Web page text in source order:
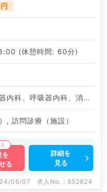
(休憩時間: 60分)
一般内科、循環器内科、呼吸器内科、消化器内科、内分泌・代謝内科、腎臓内科、老年内科、血液内科
, 訪問診療（施設）
を
る
詳細を
見る
06/07 求人No. : 652824